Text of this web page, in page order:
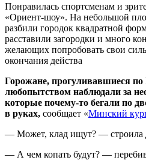
Понравилась спортсменам и
«Ориент-шоу». На небольшой
разбили городок квадратной
расставили загородки и много
желающих попробовать свои
окончания действа
Горожане, прогуливавшиеся
любопытством наблюдали за
которые почему-то бегали по
в руках, сообщает «Минский
— Может, клад ищут? — строи­ла
— А чем копать будут? —